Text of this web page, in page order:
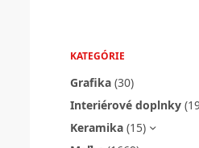
KATEGÓRIE
Grafika (30)
Interiérové doplnky
Keramika (15)